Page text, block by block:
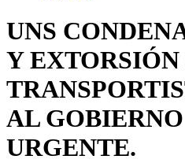
UNS
Y
AL
URGENTE.